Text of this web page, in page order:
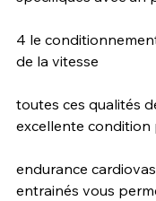
4 le
de la vitesse
toutes ces qualités
excellente condition
endurance
entrainés vous